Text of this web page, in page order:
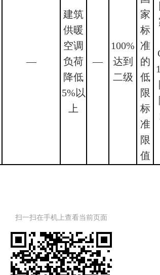
—
建筑
供暖
空调
负荷
降低
5%以
上
—
100%
达到
二级
家
标
准
的
低
限
标
准
限
值
扫一扫在手机上查看当前页面